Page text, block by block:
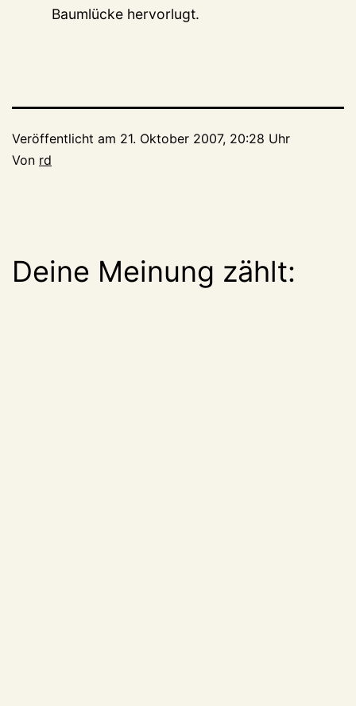
Baumlücke hervorlugt.
Veröffentlicht am 21. Oktober 2007, 20:28 Uhr
Von rd
Deine Meinung zählt: